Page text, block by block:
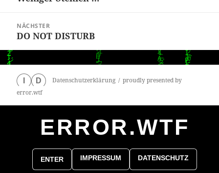
NÄCHSTER
Nächster
Beitrag:
DO NOT DISTURB
D Datenschutzerklärung
proudly presented by
error.wtf
ERROR.WTF
ENTER IMPRESSUM DATENSCHUTZ